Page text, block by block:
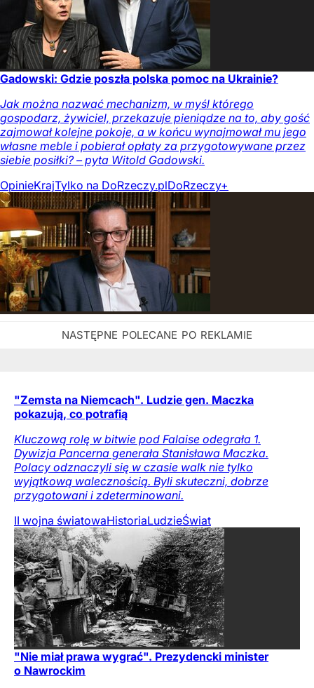
Gadowski: Gdzie poszła polska pomoc na Ukrainie?
Jak można nazwać mechanizm, w myśl którego
gospodarz, żywiciel, przekazuje pieniądze na to, aby gość
zajmował kolejne pokoje, a w końcu wynajmował mu jego
własne meble i pobierał opłaty za przygotowywane przez
siebie posiłki? – pyta Witold Gadowski.
OpinieKrajTylko na DoRzeczy.plDoRzeczy+
"Zemsta na Niemcach". Ludzie gen. Maczka
pokazują, co potrafią
Kluczową rolę w bitwie pod Falaise odegrała 1.
Dywizja Pancerna generała Stanisława Maczka.
Polacy odznaczyli się w czasie walk nie tylko
wyjątkową walecznością. Byli skuteczni, dobrze
przygotowani i zdeterminowani.
II wojna światowaHistoriaLudzieŚwiat
"Nie miał prawa wygrać". Prezydencki minister
o Nawrockim